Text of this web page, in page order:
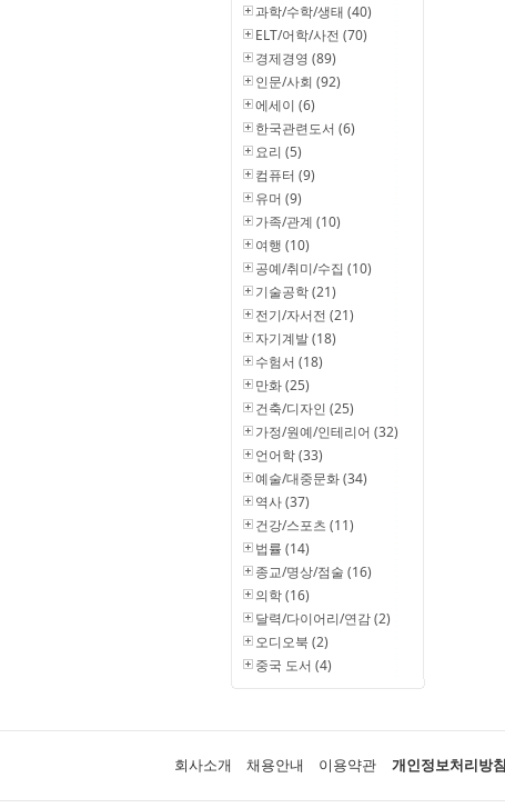
과학/수학/생태 (40)
ELT/어학/사전 (70)
경제경영 (89)
인문/사회 (92)
에세이 (6)
한국관련도서 (6)
요리 (5)
컴퓨터 (9)
유머 (9)
가족/관계 (10)
여행 (10)
공예/취미/수집 (10)
기술공학 (21)
전기/자서전 (21)
자기계발 (18)
수험서 (18)
만화 (25)
건축/디자인 (25)
가정/원예/인테리어 (32)
언어학 (33)
예술/대중문화 (34)
역사 (37)
건강/스포츠 (11)
법률 (14)
종교/명상/점술 (16)
의학 (16)
달력/다이어리/연감 (2)
오디오북 (2)
중국 도서 (4)
회사소개 채용안내 이용약관 개인정보처리방침